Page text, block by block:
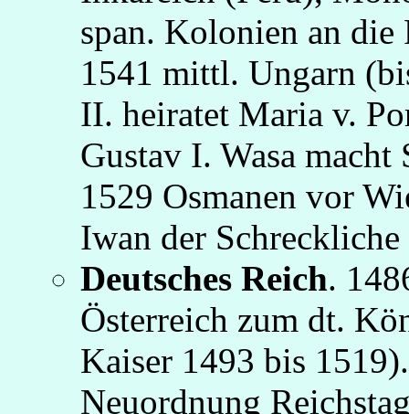
span. Kolonien an
1541 mittl. Ungarn
II. heiratet Maria v.
Gustav I. Wasa
1529 Osmanen vor
Iwan der
Deutsches Reich.
Österreich zum dt.
Kaiser 1493 bis
Neuordnung